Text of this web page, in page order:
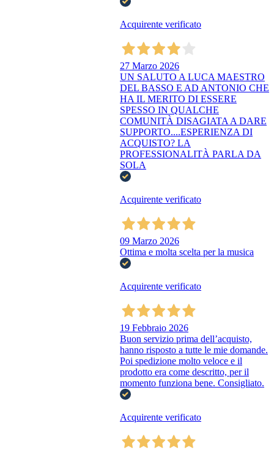
Acquirente verificato
27 Marzo 2026
UN SALUTO A LUCA MAESTRO
DEL BASSO E AD ANTONIO CHE
HA IL MERITO DI ESSERE
SPESSO IN QUALCHE
COMUNITÀ DISAGIATA A DARE
SUPPORTO....ESPERIENZA DI
ACQUISTO? LA
PROFESSIONALITÀ PARLA DA
SOLA
Acquirente verificato
09 Marzo 2026
Ottima e molta scelta per la musica
Acquirente verificato
19 Febbraio 2026
Buon servizio prima dell’acquisto,
hanno risposto a tutte le mie domande.
Poi spedizione molto veloce e il
prodotto era come descritto, per il
momento funziona bene. Consigliato.
Acquirente verificato